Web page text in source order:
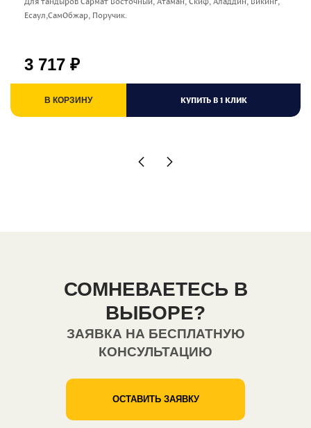
Есаул,СамОбжар, Поручик.
3 717 ₽
В КОРЗИНУ КУПИТЬ В 1 КЛИК
СОМНЕВАЕТЕСЬ В
ВЫБОРЕ?
ЗАЯВКА НА БЕСПЛАТНУЮ
КОНСУЛЬТАЦИЮ
ОСТАВИТЬ ЗАЯВКУ